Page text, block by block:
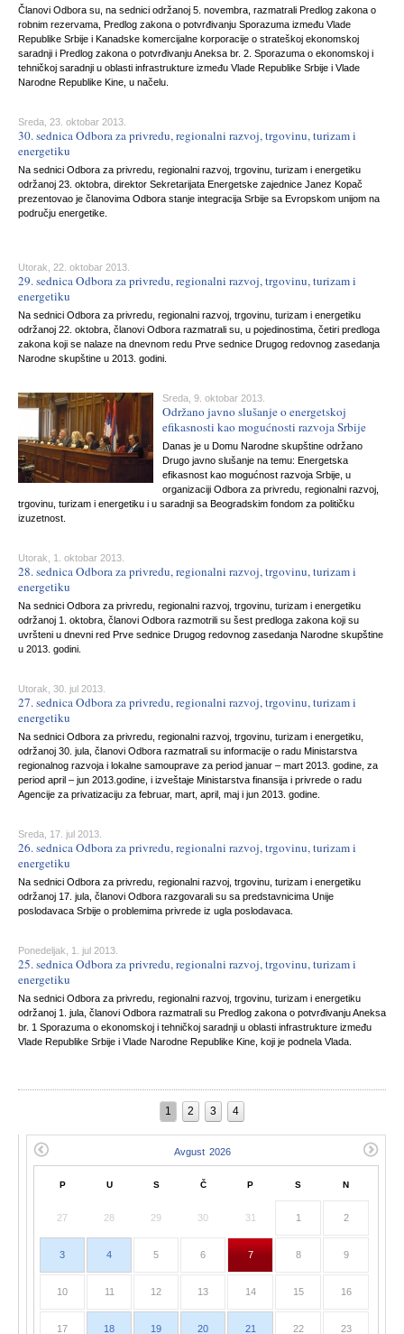
Članovi Odbora su, na sednici održanoj 5. novembra, razmatrali Predlog zakona o
robnim rezervama, Predlog zakona o potvrđivanju Sporazuma između Vlade
Republike Srbije i Kanadske komercijalne korporacije o strateškoj ekonomskoj
saradnji i Predlog zakona o potvrđivanju Aneksa br. 2. Sporazuma o ekonomskoj i
tehničkoj saradnji u oblasti infrastrukture između Vlade Republike Srbije i Vlade
Narodne Republike Kine, u načelu.
Sreda, 23. oktobar 2013.
30. sednica Odbora za privredu, regionalni razvoj, trgovinu, turizam i
energetiku
Na sednici Odbora za privredu, regionalni razvoj, trgovinu, turizam i energetiku
održanoj 23. oktobra, direktor Sekretarijata Energetske zajednice Janez Kopač
prezentovao je članovima Odbora stanje integracija Srbije sa Evropskom unijom na
području energetike.
Utorak, 22. oktobar 2013.
29. sednica Odbora za privredu, regionalni razvoj, trgovinu, turizam i
energetiku
Na sednici Odbora za privredu, regionalni razvoj, trgovinu, turizam i energetiku
održanoj 22. oktobra, članovi Odbora razmatrali su, u pojedinostima, četiri predloga
zakona koji se nalaze na dnevnom redu Prve sednice Drugog redovnog zasedanja
Narodne skupštine u 2013. godini.
Sreda, 9. oktobar 2013.
Održano javno slušanje o energetskoj
efikasnosti kao mogućnosti razvoja Srbije
Danas je u Domu Narodne skupštine održano
Drugo javno slušanje na temu: Energetska
efikasnost kao mogućnost razvoja Srbije, u
organizaciji Odbora za privredu, regionalni razvoj,
trgovinu, turizam i energetiku i u saradnji sa Beogradskim fondom za političku
izuzetnost.
Utorak, 1. oktobar 2013.
28. sednica Odbora za privredu, regionalni razvoj, trgovinu, turizam i
energetiku
Na sednici Odbora za privredu, regionalni razvoj, trgovinu, turizam i energetiku
održanoj 1. oktobra, članovi Odbora razmotrili su šest predloga zakona koji su
uvršteni u dnevni red Prve sednice Drugog redovnog zasedanja Narodne skupštine
u 2013. godini.
Utorak, 30. jul 2013.
27. sednica Odbora za privredu, regionalni razvoj, trgovinu, turizam i
energetiku
Na sednici Odbora za privredu, regionalni razvoj, trgovinu, turizam i energetiku,
održanoj 30. jula, članovi Odbora razmatrali su informacije o radu Ministarstva
regionalnog razvoja i lokalne samouprave za period januar – mart 2013. godine, za
period april – jun 2013.godine, i izveštaje Ministarstva finansija i privrede o radu
Agencije za privatizaciju za februar, mart, april, maj i jun 2013. godine.
Sreda, 17. jul 2013.
26. sednica Odbora za privredu, regionalni razvoj, trgovinu, turizam i
energetiku
Na sednici Odbora za privredu, regionalni razvoj, trgovinu, turizam i energetiku
održanoj 17. jula, članovi Odbora razgovarali su sa predstavnicima Unije
poslodavaca Srbije o problemima privrede iz ugla poslodavaca.
Ponedeljak, 1. jul 2013.
25. sednica Odbora za privredu, regionalni razvoj, trgovinu, turizam i
energetiku
Na sednici Odbora za privredu, regionalni razvoj, trgovinu, turizam i energetiku
održanoj 1. jula, članovi Odbora razmatrali su Predlog zakona o potvrđivanju Aneksa
br. 1 Sporazuma o ekonomskoj i tehničkoj saradnji u oblasti infrastrukture između
Vlade Republike Srbije i Vlade Narodne Republike Kine, koji je podnela Vlada.
1 2 3 4
P U S Č P S N
27 28 29 30 31 1 2
3 4 5 6 7 8 9
10 11 12 13 14 15 16
17 18 19 20 21 22 23